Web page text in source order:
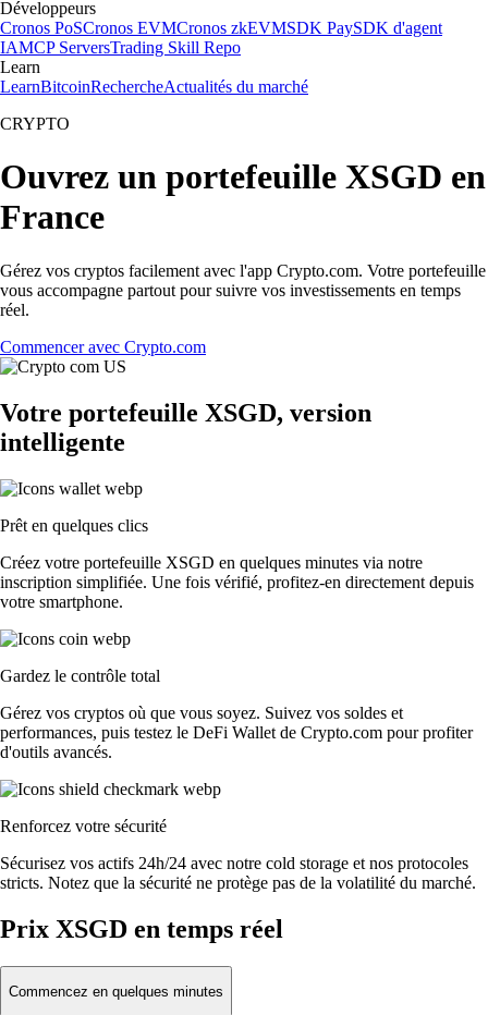
Développeurs
Cronos PoSCronos EVMCronos zkEVMSDK PaySDK d'agent
IAMCP ServersTrading Skill Repo
Learn
LearnBitcoinRechercheActualités du marché
CRYPTO
Ouvrez un portefeuille XSGD en
France
Gérez vos cryptos facilement avec l'app Crypto.com. Votre portefeuille
vous accompagne partout pour suivre vos investissements en temps
réel.
Commencer avec Crypto.com
Votre portefeuille XSGD, version
intelligente
Prêt en quelques clics
Créez votre portefeuille XSGD en quelques minutes via notre
inscription simplifiée. Une fois vérifié, profitez-en directement depuis
votre smartphone.
Gardez le contrôle total
Gérez vos cryptos où que vous soyez. Suivez vos soldes et
performances, puis testez le DeFi Wallet de Crypto.com pour profiter
d'outils avancés.
Renforcez votre sécurité
Sécurisez vos actifs 24h/24 avec notre cold storage et nos protocoles
stricts. Notez que la sécurité ne protège pas de la volatilité du marché.
Prix XSGD en temps réel
Commencez en quelques minutes